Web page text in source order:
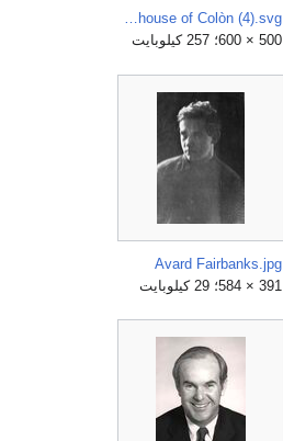
Arms of the house of Colòn (4).svg
500 × 600؛ 257 كيلوبايت
Avard Fairbanks.jpg
391 × 584؛ 29 كيلوبايت